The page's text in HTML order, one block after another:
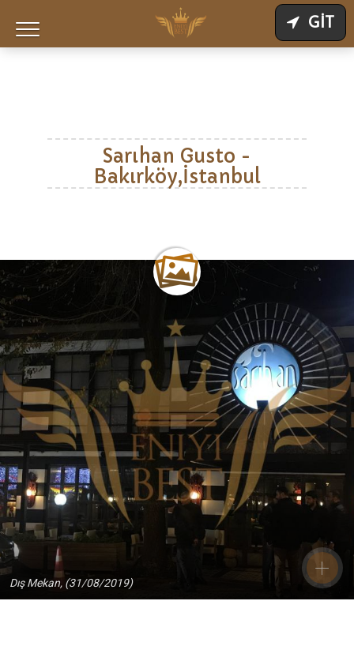
Sarıhan Gusto -
Bakırköy,İstanbul
Dış Mekan, (31/08/2019)
GİT